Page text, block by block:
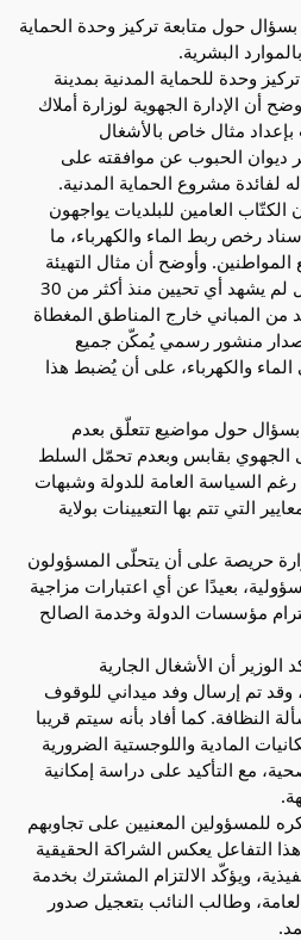
حول متابعة تركيز وحدة الحماية
البشرية.
وحدة للحماية المدنية بمدينة
أن الإدارة الجهوية لوزارة أملاك
بإعداد مثال خاص بالأشغال
ديوان الحبوب عن موافقته على
لفائدة مشروع الحماية المدنية.
العامين للبلديات يواجهون
رخص ربط الماء والكهرباء، ما
وأوضح أن مثال التهيئة
العمرانية في مدينة رأس الجبل لم يشهد أي تحيين منذ أكثر من 30
من المباني خارج المناطق المغطاة
إصدار منشور رسمي يُمكّن جميع
والكهرباء، على أن يُضبط هذا
حول مواضيع تتعلّق بعدم
الجهوي بقابس وبعدم تحمّل السلط
رغم السياسة العامة للدولة وشبهات
التي تتم بها التعيينات بولاية
حريصة على أن يتحلّى المسؤولون
بعيدًا عن أي اعتبارات مزاجية
مؤسسات الدولة وخدمة الصالح
أن الأشغال الجارية
وقد تم إرسال وفد ميداني للوقوف
النظافة. كما أفاد بأنه سيتم قريبا
المادية واللوجستية الضرورية
مع التأكيد على دراسة إمكانية
للمسؤولين المعنيين على تجاوبهم
هذا التفاعل يعكس الشراكة الحقيقية
ويؤكّد الالتزام المشترك بخدمة
وطالب النائب بتعجيل صدور